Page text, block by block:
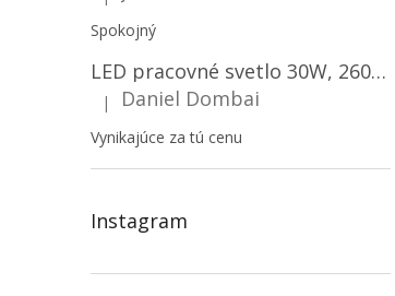
Spokojný
LED pracovné svetlo 30W, 2600LM, 12V/24V, IP67/2-PACK! [LB0087]
Hodnotenie produktu je 5 z 5 hviezdičiek.
| Daniel Dombai
Vynikajúce za tú cenu
Instagram